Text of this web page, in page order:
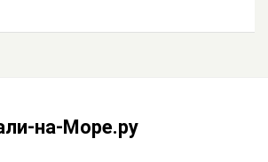
на-Море.ру